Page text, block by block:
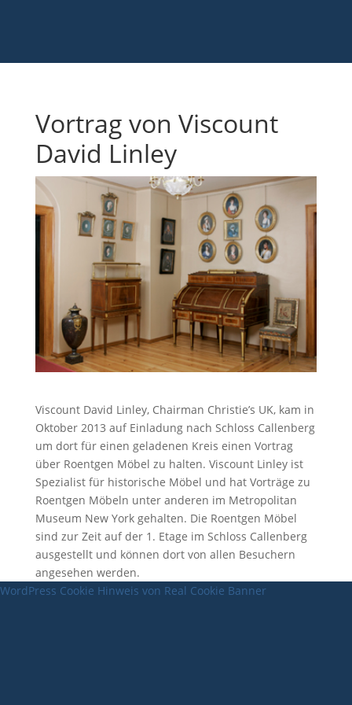
Vortrag von Viscount
David Linley
Viscount David Linley, Chairman Christie’s UK, kam in
Oktober 2013 auf Einladung nach Schloss Callenberg
um dort für einen geladenen Kreis einen Vortrag
über Roentgen Möbel zu halten. Viscount Linley ist
Spezialist für historische Möbel und hat Vorträge zu
Roentgen Möbeln unter anderen im Metropolitan
Museum New York gehalten. Die Roentgen Möbel
sind zur Zeit auf der 1. Etage im Schloss Callenberg
ausgestellt und können dort von allen Besuchern
angesehen werden.
WordPress Cookie Hinweis von Real Cookie Banner